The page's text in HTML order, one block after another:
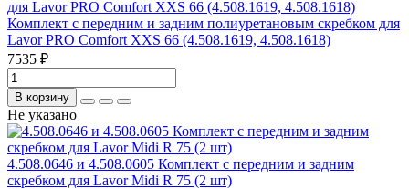
Комплект с передним и задним полиуретановым скребком для
Lavor PRO Comfort XXS 66 (4.508.1619, 4.508.1618)
7535 ₽
В корзину
Не указано
4.508.0646 и 4.508.0605 Комплект с передним и задним
скребком для Lavor Midi R 75 (2 шт)